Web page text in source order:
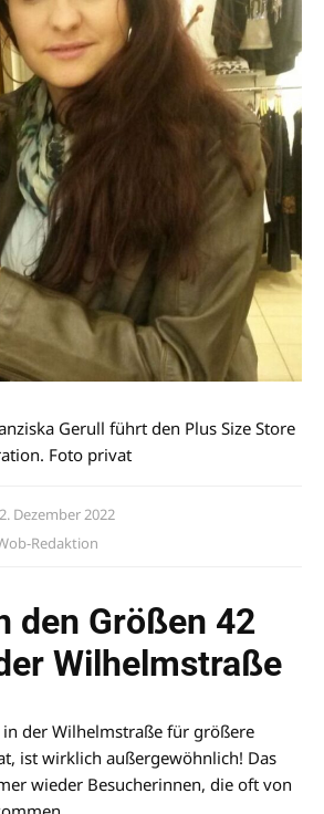
Gerull führt den Plus Size Store
Foto privat
Dezember 2022
Redaktion
den Größen 42
Wilhelmstraße
in der Wilhelmstraße für größere
ist wirklich außergewöhnlich! Das
wieder Besucherinnen, die oft von